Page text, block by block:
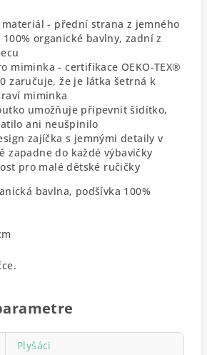
materiál - přední strana z jemného
organické bavlny, zadní z
miminka - certifikace OEKO-TEX®
zaručuje, že je látka šetrná k
miminka
umožňuje připevnit šidítko,
ani neušpinilo
zajíčka s jemnými detaily v
zapadne do každé výbavičky
pro malé dětské ručičky
bavlna, podšívka 100%
Plyšáci